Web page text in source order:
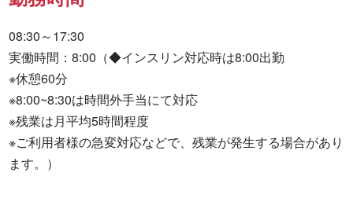
08:30～17:30
実働時間：8:00（◆インスリン対応時は8:00出勤
※休憩60分
※8:00~8:30は時間外手当にて対応
※残業は月平均5時間程度
※ご利用者様の急変対応などで、残業が発生する場合があり
ます。）